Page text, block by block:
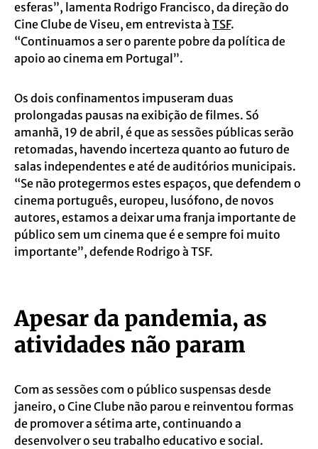
esferas”, lamenta Rodrigo Francisco, da direção do
Cine Clube de Viseu, em entrevista à TSF.
“Continuamos a ser o parente pobre da política de
apoio ao cinema em Portugal”.
Os dois confinamentos impuseram duas
prolongadas pausas na exibição de filmes. Só
amanhã, 19 de abril, é que as sessões públicas serão
retomadas, havendo incerteza quanto ao futuro de
salas independentes e até de auditórios municipais.
“Se não protegermos estes espaços, que defendem o
cinema português, europeu, lusófono, de novos
autores, estamos a deixar uma franja importante de
público sem um cinema que é e sempre foi muito
importante”, defende Rodrigo à TSF.
Apesar da pandemia, as
atividades não param
Com as sessões com o público suspensas desde
janeiro, o Cine Clube não parou e reinventou formas
de promover a sétima arte, continuando a
desenvolver o seu trabalho educativo e social.